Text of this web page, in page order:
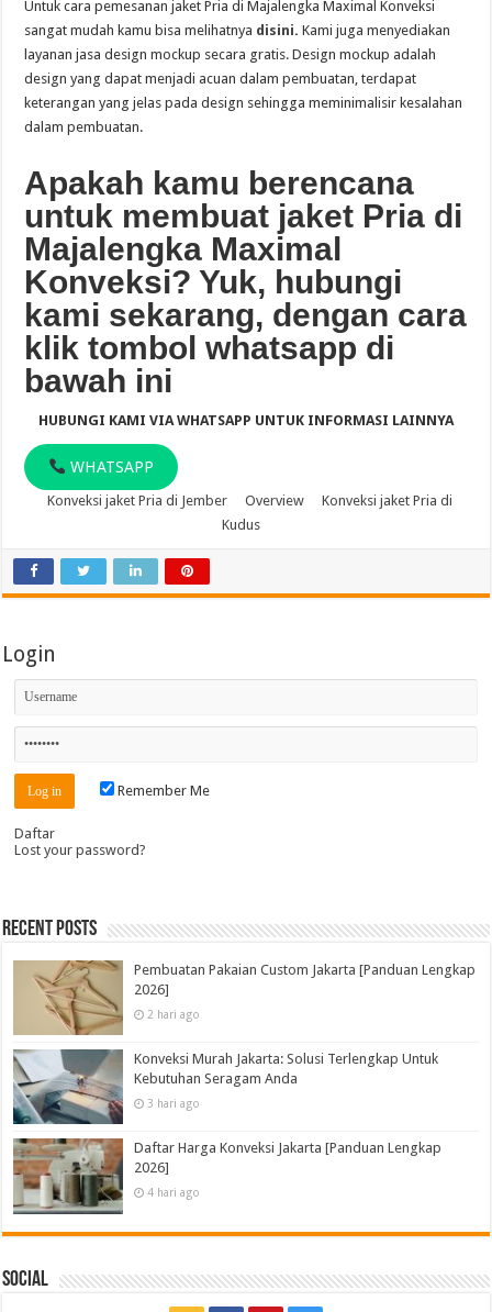
Untuk cara pemesanan jaket Pria di Majalengka Maximal Konveksi
sangat mudah kamu bisa melihatnya disini. Kami juga menyediakan
layanan jasa design mockup secara gratis. Design mockup adalah
design yang dapat menjadi acuan dalam pembuatan, terdapat
keterangan yang jelas pada design sehingga meminimalisir kesalahan
dalam pembuatan.
Apakah kamu berencana
untuk membuat jaket Pria di
Majalengka Maximal
Konveksi? Yuk, hubungi
kami sekarang, dengan cara
klik tombol whatsapp di
bawah ini
HUBUNGI KAMI VIA WHATSAPP UNTUK INFORMASI LAINNYA
WHATSAPP
Konveksi jaket Pria di Jember Overview
Konveksi jaket Pria di
Kudus
Login
Remember Me
Daftar
Lost your password?
Recent Posts
Pembuatan Pakaian Custom Jakarta [Panduan Lengkap
2026]
2 hari ago
Konveksi Murah Jakarta: Solusi Terlengkap Untuk
Kebutuhan Seragam Anda
3 hari ago
Daftar Harga Konveksi Jakarta [Panduan Lengkap
2026]
4 hari ago
Social